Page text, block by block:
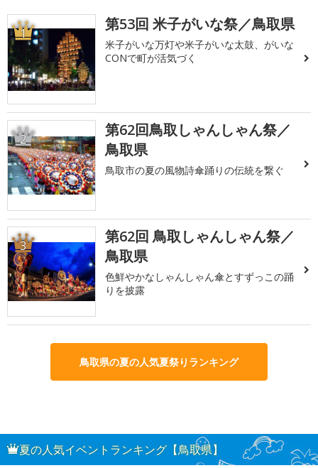
1 第53回 米子がいな祭／鳥取県
米子がいな万灯や米子がいな太鼓、がいな
CONで町が活気づく
2
第62回鳥取しゃんしゃん祭／
鳥取県
鳥取市の夏の風物詩傘踊りの伝統を繋ぐ
3
第62回 鳥取しゃんしゃん祭／
鳥取県
色鮮やかなしゃんしゃん傘とすずっこの踊
りを披露
鳥取県の夏の人気夏祭りランキング
夏の人気イベントランキング【鳥取県】